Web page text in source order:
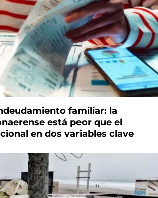
familiar: la
está peor que el
en dos variables clave